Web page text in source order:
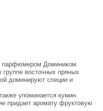
парфюмером Домиником
восточных пряных
доминируют специи и
упоминается кумин.
придает аромату фруктовую